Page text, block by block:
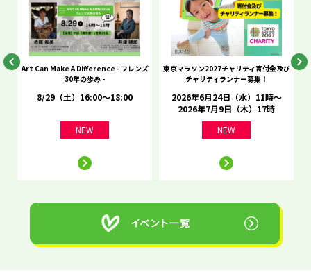
Art Can Make A Difference - フレンズ
30年の歩み -
8/29（土）16:00～18:00
NEW
東京マラソン2027チャリティ寄付金及び
チャリティランナー募集！
2026年6月24日（水）11時～
2026年7月9日（木）17時
NEW